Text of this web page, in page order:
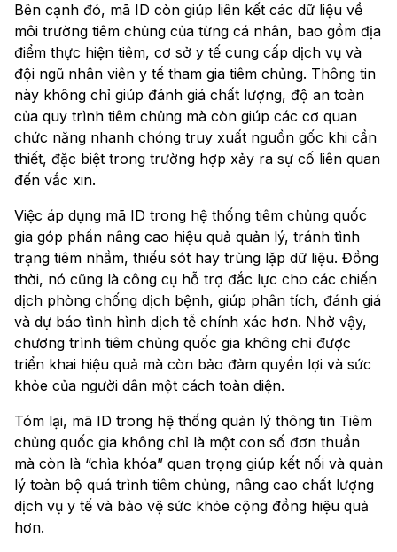
Bên cạnh đó, mã ID còn giúp liên kết các dữ liệu về
môi trường tiêm chủng của từng cá nhân, bao gồm địa
điểm thực hiện tiêm, cơ sở y tế cung cấp dịch vụ và
đội ngũ nhân viên y tế tham gia tiêm chủng. Thông tin
này không chỉ giúp đánh giá chất lượng, độ an toàn
của quy trình tiêm chủng mà còn giúp các cơ quan
chức năng nhanh chóng truy xuất nguồn gốc khi cần
thiết, đặc biệt trong trường hợp xảy ra sự cố liên quan
đến vắc xin.
Việc áp dụng mã ID trong hệ thống tiêm chủng quốc
gia góp phần nâng cao hiệu quả quản lý, tránh tình
trạng tiêm nhầm, thiếu sót hay trùng lặp dữ liệu. Đồng
thời, nó cũng là công cụ hỗ trợ đắc lực cho các chiến
dịch phòng chống dịch bệnh, giúp phân tích, đánh giá
và dự báo tình hình dịch tễ chính xác hơn. Nhờ vậy,
chương trình tiêm chủng quốc gia không chỉ được
triển khai hiệu quả mà còn bảo đảm quyền lợi và sức
khỏe của người dân một cách toàn diện.
Tóm lại, mã ID trong hệ thống quản lý thông tin Tiêm
chủng quốc gia không chỉ là một con số đơn thuần
mà còn là “chìa khóa” quan trọng giúp kết nối và quản
lý toàn bộ quá trình tiêm chủng, nâng cao chất lượng
dịch vụ y tế và bảo vệ sức khỏe cộng đồng hiệu quả
hơn.